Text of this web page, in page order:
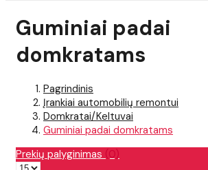
Guminiai padai
domkratams
Pagrindinis
Įrankiai automobilių remontui
Domkratai/Keltuvai
Guminiai padai domkratams
Prekių palyginimas (0)